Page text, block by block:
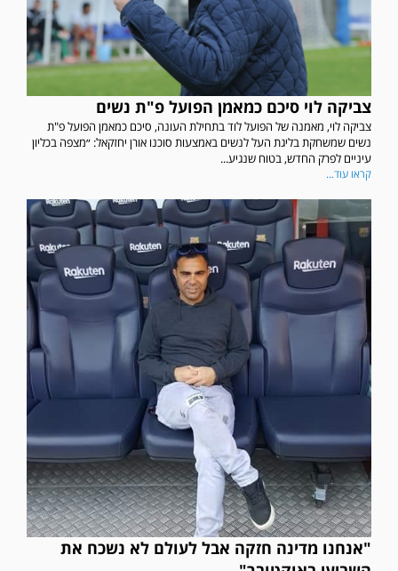
צביקה לוי סיכם כמאמן הפועל פ"ת נשים
צביקה לוי, מאמנה של הפועל לוד בתחילת העונה, סיכם כמאמן הפועל פ"ת
נשים שמשחקת בליגת העל לנשים באמצעות סוכנו אורן יחזקאל: ״מצפה בכליון
עיניים לפרק החדש, בטוח שנגיע...
קראו עוד...
"אנחנו מדינה חזקה אבל לעולם לא נשכח את